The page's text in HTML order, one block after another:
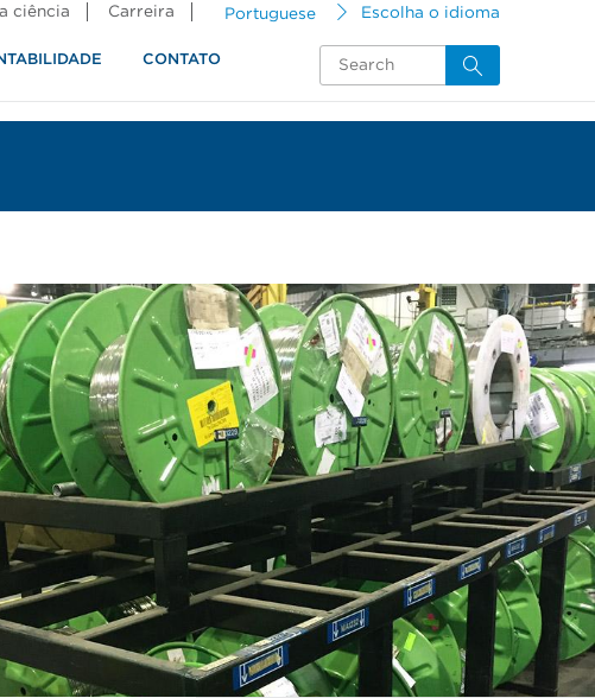
Portuguese Escolha o idioma
ciência Carreira
CONTATO